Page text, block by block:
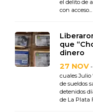
el delito de
con acceso...
que
dinero
27 NOV
cuales Julio
de sueldos
detenidos
de La Plata